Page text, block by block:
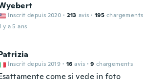
Inscrit depuis 2020 · 213 avis · 195 chargements
y a 5 ans
Inscrit depuis 2019 · 16 avis · 9 chargements
come si vede in foto